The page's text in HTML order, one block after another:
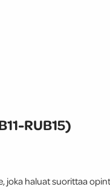
RUB15)
joka haluat suorittaa